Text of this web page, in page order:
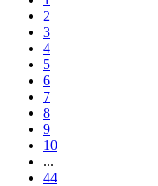
2
3
4
5
6
7
8
9
10
...
44